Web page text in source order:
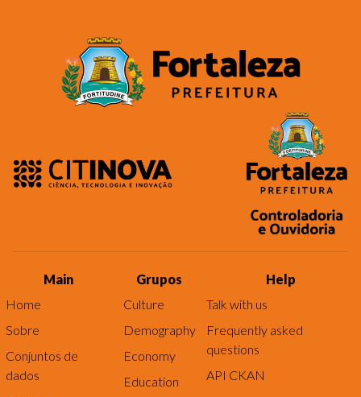
Main
Home
Sobre
Conjuntos de
dados
Grupos
Culture
Demography
Economy
Education
Help
Talk with us
Frequently asked
questions
API CKAN